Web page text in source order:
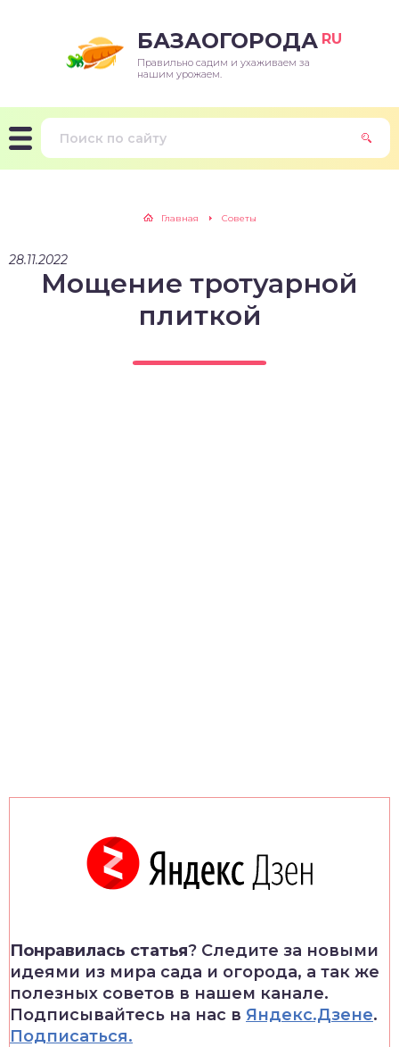
БАЗАОГОРОДА RU
Правильно садим и ухаживаем за
нашим урожаем.
Главная Советы
28.11.2022
Мощение тротуарной
плиткой
Понравилась статья? Следите за новыми
идеями из мира сада и огорода, а так же
полезных советов в нашем канале.
Подписывайтесь на нас в Яндекс.Дзене.
Подписаться.